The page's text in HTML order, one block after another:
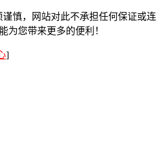
慎，网站对此不承担任何保证或连
为您带来更多的便利！
]